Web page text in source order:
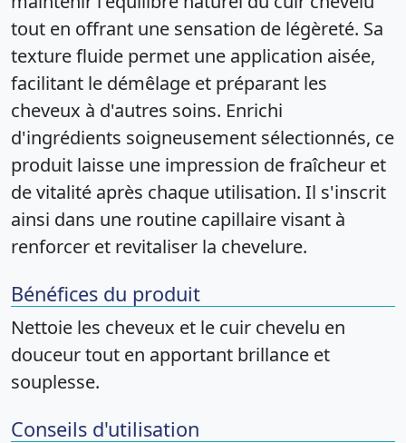
tout en offrant une sensation de légèreté. Sa
texture fluide permet une application aisée,
facilitant le démêlage et préparant les
cheveux à d'autres soins. Enrichi
d'ingrédients soigneusement sélectionnés, ce
produit laisse une impression de fraîcheur et
de vitalité après chaque utilisation. Il s'inscrit
ainsi dans une routine capillaire visant à
renforcer et revitaliser la chevelure.
Bénéfices du produit
Nettoie les cheveux et le cuir chevelu en
douceur tout en apportant brillance et
souplesse.
Conseils d'utilisation